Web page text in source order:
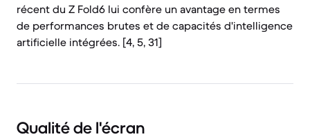
récent du Z Fold6 lui confère un avantage en termes
de performances brutes et de capacités d'intelligence
artificielle intégrées. [4, 5, 31]
Qualité de l'écran